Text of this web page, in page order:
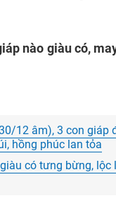
nào giàu có,
12 âm), 3 con giáp
hồng phúc lan tỏa
có tưng bừng, lộc